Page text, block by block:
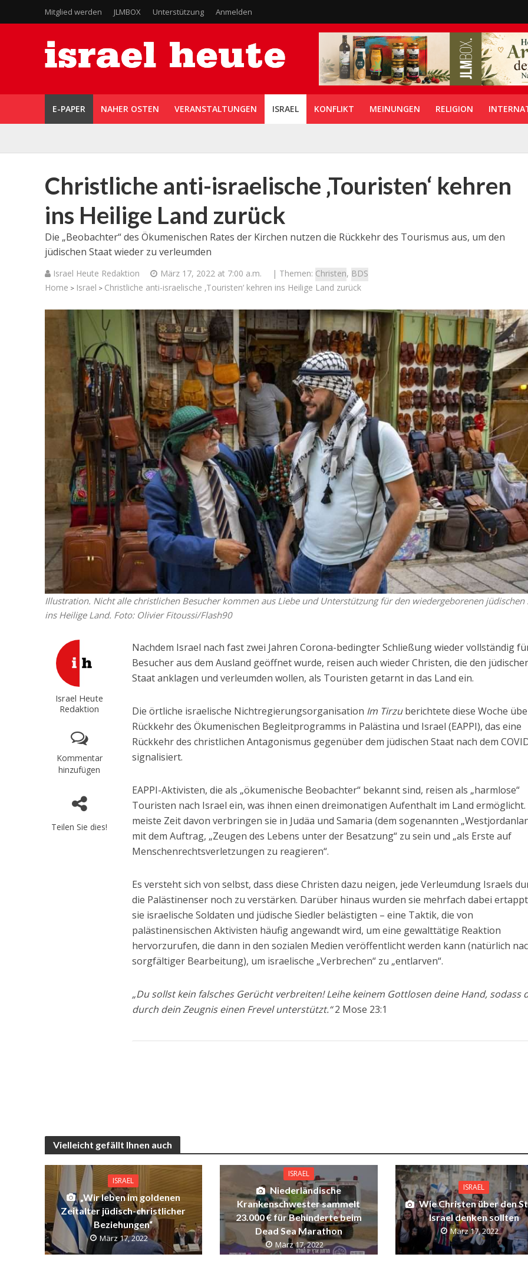
Mitglied werden JLMBOX Unterstützung Anmelden
E-PAPER NAHER OSTEN VERANSTALTUNGEN ISRAEL KONFLIKT MEINUNGEN RELIGION
Christliche anti-israelische ‚Touristen‘ kehren
ins Heilige Land zurück
Die „Beobachter“ des Ökumenischen Rates der Kirchen nutzen die Rückkehr des Tourismus aus, um den
jüdischen Staat wieder zu verleumden
Israel Heute Redaktion März 17, 2022 at 7:00 a.m. | Themen: Christen, BDS
Home > Israel > Christliche anti-israelische ‚Touristen‘ kehren ins Heilige Land zurück
Illustration. Nicht alle christlichen Besucher kommen aus Liebe und Unterstützung für den wiedergeborenen jüdischen
ins Heilige Land. Foto: Olivier Fitoussi/Flash90
Israel Heute
Redaktion
Kommentar
hinzufügen
Teilen Sie dies!
Nachdem Israel nach fast zwei Jahren Corona-bedingter Schließung wieder vollständig
Besucher aus dem Ausland geöffnet wurde, reisen auch wieder Christen, die den
Staat anklagen und verleumden wollen, als Touristen getarnt in das Land ein.
Die örtliche israelische Nichtregierungsorganisation Im Tirzuberichtete diese Woche
Rückkehr des Ökumenischen Begleitprogramms in Palästina und Israel (EAPPI), das eine
Rückkehr des christlichen Antagonismus gegenüber dem jüdischen Staat nach dem
signalisiert.
EAPPI-Aktivisten, die als „ökumenische Beobachter“ bekannt sind, reisen als „harmlose“
Touristen nach Israel ein, was ihnen einen dreimonatigen Aufenthalt im Land ermöglicht.
meiste Zeit davon verbringen sie in Judäa und Samaria (dem sogenannten
mit dem Auftrag, „Zeugen des Lebens unter der Besatzung“ zu sein und „als Erste auf
Menschenrechtsverletzungen zu reagieren“.
Es versteht sich von selbst, dass diese Christen dazu neigen, jede Verleumdung Israels
die Palästinenser noch zu verstärken. Darüber hinaus wurden sie mehrfach dabei
sie israelische Soldaten und jüdische Siedler belästigten – eine Taktik, die von
palästinensischen Aktivisten häufig angewandt wird, um eine gewalttätige Reaktion
hervorzurufen, die dann in den sozialen Medien veröffentlicht werden kann (natürlich
sorgfältiger Bearbeitung), um israelische „Verbrechen“ zu „entlarven“.
„Du sollst kein falsches Gerücht verbreiten! Leihe keinem Gottlosen deine Hand, sodass
durch dein Zeugnis einen Frevel unterstützt.“2 Mose 23:1
Vielleicht gefällt Ihnen auch
ISRAEL
„Wir leben im goldenen
Zeitalter jüdisch-christlicher
Beziehungen“
März 17, 2022
ISRAEL
Niederländische
Krankenschwester sammelt
23.000 € für Behinderte beim
Dead Sea Marathon
März 17, 2022
ISRAEL
Wie Christen über den
Israel denken sollten
März 17, 2022
Israel
Israelische Wahlen 2026: Das ist
die Knesset – Vladimir Beliak
Israel
Israelische Wahlen 2026:
die Knesset – Moshe